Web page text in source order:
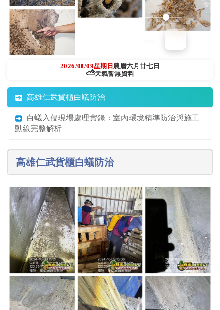
2026/08/09星期日 農曆六月廿七日
⛅天氣暫無資料
高雄仁武貨櫃白蟻防治
白蟻入侵現場處理實錄：室內環境精準防治與施工
動線完整解析
高雄仁武貨櫃白蟻防治